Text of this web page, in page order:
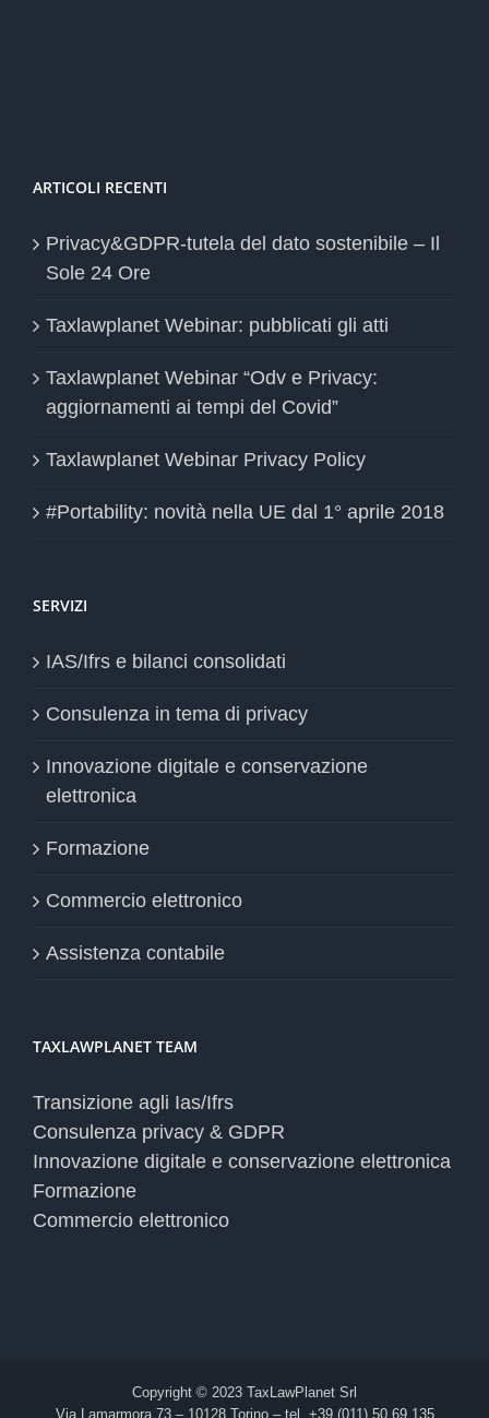
ARTICOLI RECENTI
Privacy&GDPR-tutela del dato sostenibile – Il
Sole 24 Ore
Taxlawplanet Webinar: pubblicati gli atti
Taxlawplanet Webinar “Odv e Privacy:
aggiornamenti ai tempi del Covid”
Taxlawplanet Webinar Privacy Policy
#Portability: novità nella UE dal 1° aprile 2018
SERVIZI
IAS/Ifrs e bilanci consolidati
Consulenza in tema di privacy
Innovazione digitale e conservazione
elettronica
Formazione
Commercio elettronico
Assistenza contabile
TAXLAWPLANET TEAM
Transizione agli Ias/Ifrs
Consulenza privacy & GDPR
Innovazione digitale e conservazione elettronica
Formazione
Commercio elettronico
Copyright © 2023 TaxLawPlanet Srl
Via Lamarmora 73 – 10128 Torino – tel. +39 (011) 50.69.135